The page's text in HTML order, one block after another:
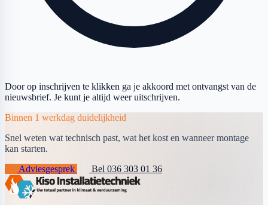
Door op inschrijven te klikken ga je akkoord met ontvangst van de
nieuwsbrief. Je kunt je altijd weer uitschrijven.
Binnen 1 werkdag duidelijkheid
Snel weten wat technisch past, wat het kost en wanneer montage
kan starten.
Adviesgesprek
Bel 036 303 01 36